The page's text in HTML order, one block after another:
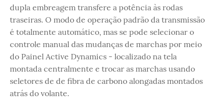
dupla embreagem transfere a potência às rodas
traseiras. O modo de operação padrão da transmissão
é totalmente automático, mas se pode selecionar o
controle manual das mudanças de marchas por meio
do Painel Active Dynamics - localizado na tela
montada centralmente e trocar as marchas usando
seletores de de fibra de carbono alongadas montados
atrás do volante.